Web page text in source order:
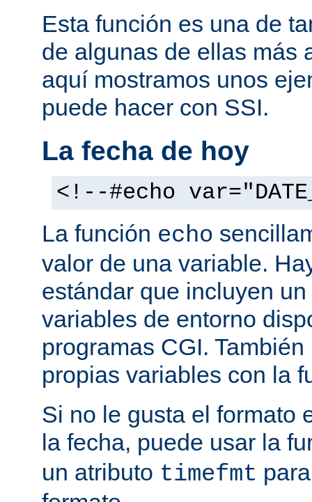
Esta función es una de
de algunas de ellas más
aquí mostramos unos
puede hacer con SSI.
La fecha de hoy
<!--#echo
La función echo
valor de una variable.
estándar que incluyen
variables de entorno
programas CGI.
propias variables con la
Si no le gusta el formato
la fecha, puede usar la
un atributo timefmt